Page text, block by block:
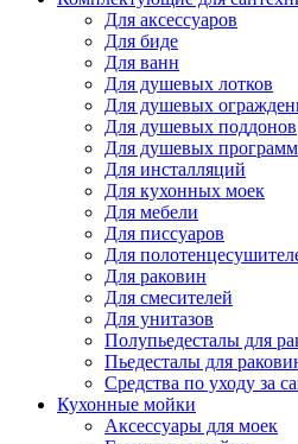
Для аксессуаров
Для биде
Для ванн
Для душевых лотков
Для душевых
Для душевых поддонов
Для душевых программ
Для инсталляций
Для кухонных моек
Для мебели
Для писсуаров
Для
Для раковин
Для смесителей
Для унитазов
Полупьедесталы для
Пьедесталы для
Средства по уходу за
Кухонные мойки
Аксессуары для моек